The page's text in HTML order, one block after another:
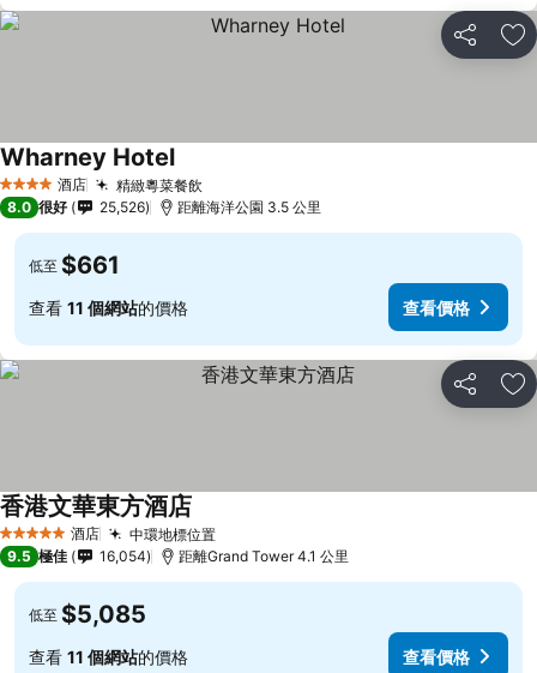
分享 放
4 星級 酒店 精緻粵菜餐飲查看價格
Wharney Hotel查看價格
8.0 很好 25,526 距離海洋公園 3.5 公里
低至 $661
查看 11 個網站的價格 查看價格
分享 放
5 星級 酒店 中環地標位置查看價格
香港文華東方酒店
9.5 極佳 16,054 距離Grand Tower 4.1 公里
低至 $5,085
查看 11 個網站的價格 查看價格